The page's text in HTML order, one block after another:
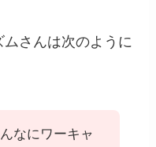
さんは次のように
なにワーキャ